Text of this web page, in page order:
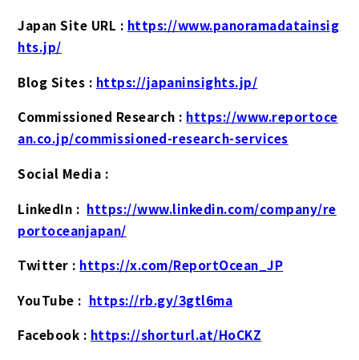
Japan Site URL : https://www.panoramadatainsig
hts.jp/
Blog Sites : https://japaninsights.jp/
Commissioned Research : https://www.reportoce
an.co.jp/commissioned-research-services
Social Media :
LinkedIn : https://www.linkedin.com/company/re
portoceanjapan/
Twitter : https://x.com/ReportOcean_JP
YouTube : https://rb.gy/3gtl6ma
Facebook : https://shorturl.at/HoCKZ